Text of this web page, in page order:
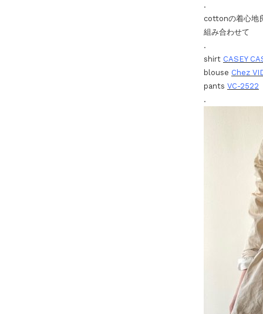
.
cottonの着心地
組み合わせて
.
shirt CASEY
blouse Chez
pants VC-2522
.